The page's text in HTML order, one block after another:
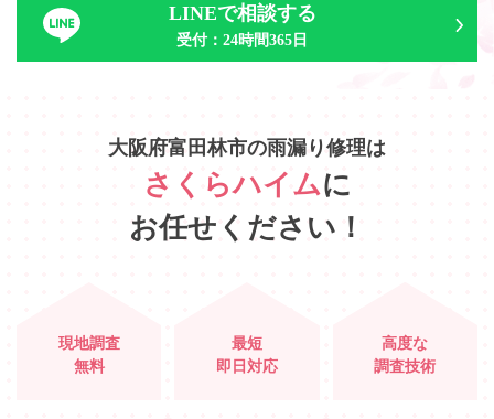
LINEで相談する
受付：24時間365日
大阪府富田林市の雨漏り修理は
さくらハイムに
お任せください！
現地調査
無料
最短
即日対応
高度な
調査技術